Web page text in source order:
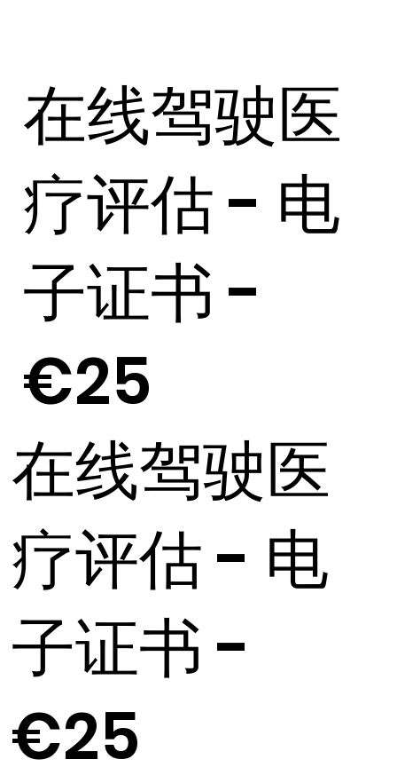
在线驾驶医
疗评估 - 电
子证书 -
€25
在线驾驶医
疗评估 - 电
子证书 -
€25